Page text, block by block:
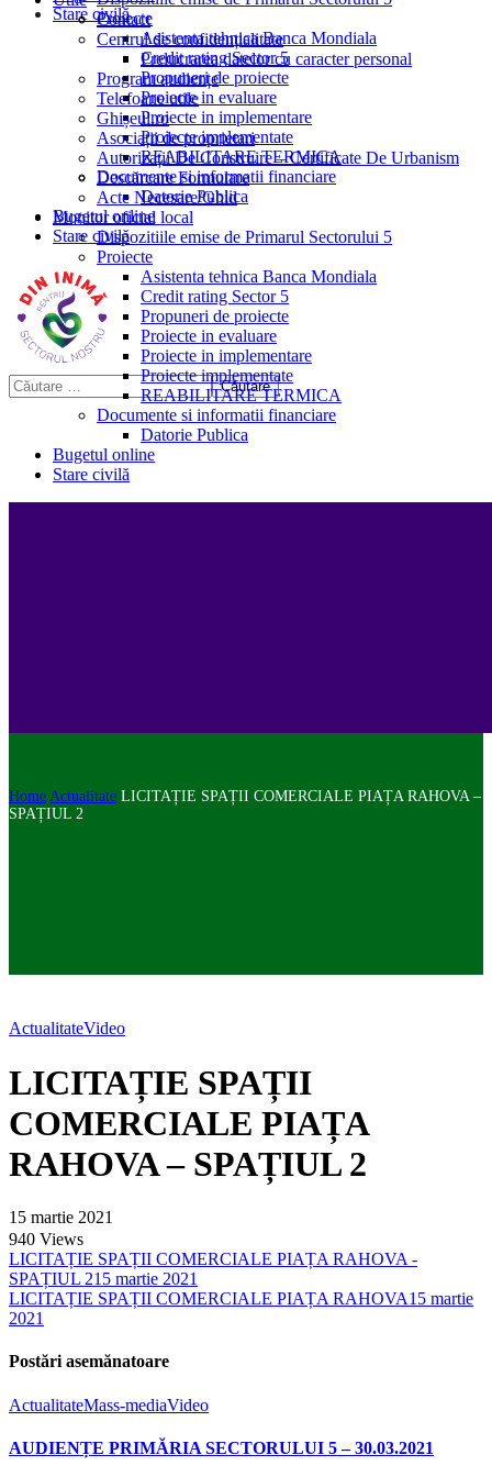
Stare civilă
Proiecte
Asistenta tehnica Banca Mondiala
Credit rating Sector 5
Propuneri de proiecte
Proiecte in evaluare
Proiecte in implementare
Proiecte implementate
REABILITARE TERMICA
Documente si informatii financiare
Datorie Publica
Bugetul online
Stare civilă
Contact
Centrul de confidențialitate
Prelucrarea datelor cu caracter personal
Program audiențe
Telefoane utile
Ghișeul.ro
Asociații de proprietari
Autorizații De Construire – Certificate De Urbanism
Descărcare Formulare
Acte Necesare/Ghid
Monitor oficial local
Dispozitiile emise de Primarul Sectorului 5
Proiecte
Asistenta tehnica Banca Mondiala
Credit rating Sector 5
Propuneri de proiecte
Proiecte in evaluare
Proiecte in implementare
Proiecte implementate
REABILITARE TERMICA
Documente si informatii financiare
Datorie Publica
Bugetul online
Stare civilă
Home Actualitate LICITAȚIE SPAȚII COMERCIALE PIAȚA RAHOVA –
SPAȚIUL 2
ActualitateVideo
LICITAȚIE SPAȚII
COMERCIALE PIAȚA
RAHOVA – SPAȚIUL 2
15 martie 2021
940 Views
LICITAȚIE SPAȚII COMERCIALE PIAȚA RAHOVA -
SPAȚIUL 215 martie 2021
LICITAȚIE SPAȚII COMERCIALE PIAȚA RAHOVA15 martie
2021
Postări asemănatoare
ActualitateMass-mediaVideo
AUDIENȚE PRIMĂRIA SECTORULUI 5 – 30.03.2021